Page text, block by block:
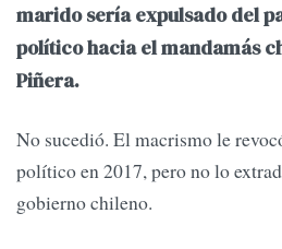
marido sería expulsado del
político hacia el mandamás
Piñera.
No sucedió. El macrismo le
político en 2017, pero no lo
gobierno chileno.